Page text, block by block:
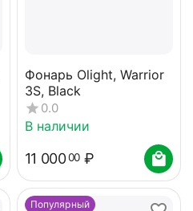
Фонарь Olight, Warrior
3S, Black
0.0
В наличии
11 00000 ₽
Популярный